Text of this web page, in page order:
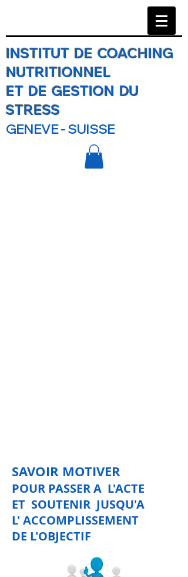
INSTITUT DE COACHING
NUTRITIONNEL
ET DE GESTION DU
STRESS
GENEVE - SUISSE
SAVOIR MOTIVER
POUR PASSER A L'ACTE
ET SOUTENIR JUSQU'A
L' ACCOMPLISSEMENT
DE L'OBJECTIF